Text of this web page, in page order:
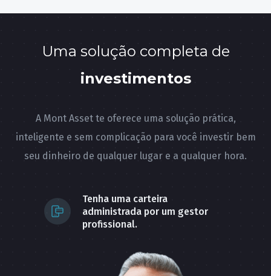
Uma solução completa de
investimentos
A Mont Asset te oferece uma solução prática,
inteligente e sem complicação para você investir bem
seu dinheiro de qualquer lugar e a qualquer hora.
Tenha uma carteira
administrada por um gestor
profissional.